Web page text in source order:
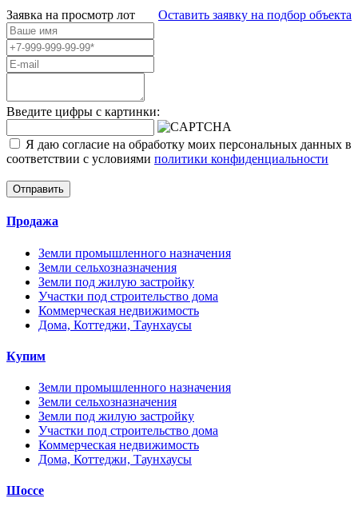
Оставить заявку на подбор объекта
Заявка на просмотр лот
Введите цифры с картинки:
Я даю согласие на обработку моих персональных данных в
соответствии с условиями политики конфиденциальности
Отправить
Продажа
Земли промышленного назначения
Земли сельхозназначения
Земли под жилую застройку
Участки под строительство дома
Коммерческая недвижимость
Дома, Коттеджи, Таунхаусы
Купим
Земли промышленного назначения
Земли сельхозназначения
Земли под жилую застройку
Участки под строительство дома
Коммерческая недвижимость
Дома, Коттеджи, Таунхаусы
Шоссе